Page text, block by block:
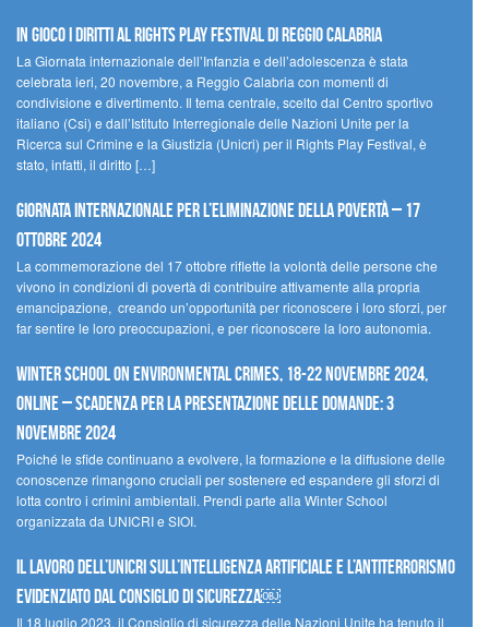
In gioco i diritti al Rights Play Festival di Reggio Calabria
La Giornata internazionale dell’Infanzia e dell’adolescenza è stata
celebrata ieri, 20 novembre, a Reggio Calabria con momenti di
condivisione e divertimento. Il tema centrale, scelto dal Centro sportivo
italiano (Csi) e dall’Istituto Interregionale delle Nazioni Unite per la
Ricerca sul Crimine e la Giustizia (Unicri) per il Rights Play Festival, è
stato, infatti, il diritto […]
Giornata internazionale per l’eliminazione della povertà – 17
ottobre 2024
La commemorazione del 17 ottobre riflette la volontà delle persone che
vivono in condizioni di povertà di contribuire attivamente alla propria
emancipazione, creando un’opportunità per riconoscere i loro sforzi, per
far sentire le loro preoccupazioni, e per riconoscere la loro autonomia.
Winter School on Environmental Crimes, 18-22 novembre 2024,
Online – Scadenza per la presentazione delle domande: 3
novembre 2024
Poiché le sfide continuano a evolvere, la formazione e la diffusione delle
conoscenze rimangono cruciali per sostenere ed espandere gli sforzi di
lotta contro i crimini ambientali. Prendi parte alla Winter School
organizzata da UNICRI e SIOI.
Il lavoro dell’UNICRI sull’intelligenza artificiale e l’antiterrorismo
evidenziato dal Consiglio di Sicurezza￼
Il 18 luglio 2023, il Consiglio di sicurezza delle Nazioni Unite ha tenuto il